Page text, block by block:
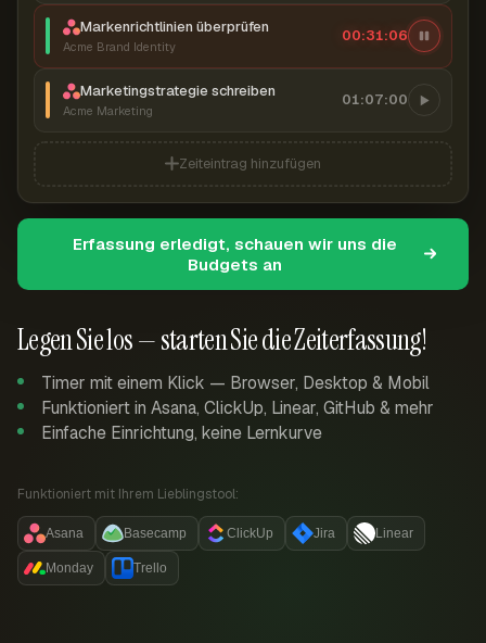
Legen Sie los — starten Sie die Zeiterfassung!
Timer mit einem Klick — Browser, Desktop & Mobil
Funktioniert in Asana, ClickUp, Linear, GitHub & mehr
Einfache Einrichtung, keine Lernkurve
Funktioniert mit Ihrem Lieblingstool:
Asana Basecamp ClickUp Jira Linear
Monday Trello
Markenrichtlinien überprüfen
Acme Brand Identity
00:31:07
Marketingstrategie schreiben
Acme Marketing
01:07:00
Zeiteintrag hinzufügen
Erfassung erledigt, schauen wir uns die
Budgets an